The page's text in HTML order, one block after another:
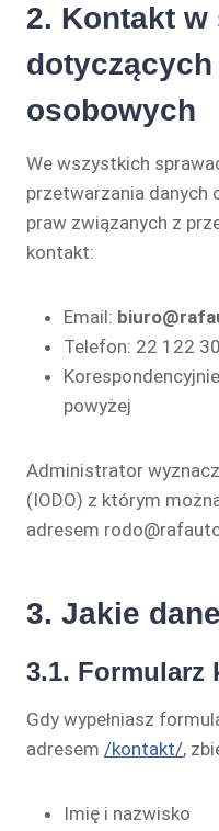
2. Kontakt w
osobowych
We wszystkich
przetwarzania danych
praw związanych z
kontakt:
Email:
Telefon: 22 122
powyżej
Administrator
(IODO) z którym
adresem
3. Jakie
3.1. Formularz
Gdy wypełniasz
adresem /kontakt/,
Imię i nazwisko